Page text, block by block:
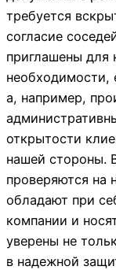
требуется
согласие
приглашены для
необходимости,
а, например,
открытости
нашей стороны.
проверяются на
обладают при
компании и
уверены не
в надежной